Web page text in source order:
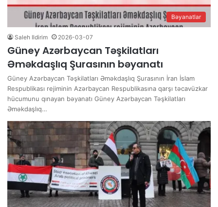
Bəyanatlar
Saleh Ildirim 2026-03-07
Güney Azərbaycan Təşkilatları
Əməkdaşlıq Şurasının bəyanatı
Güney Azərbaycan Təşkilatları Əməkdaşlıq Şurasının İran İslam
Respublikası rejiminin Azərbaycan Respublikasına qarşı təcavüzkar
hücumunu qınayan bəyanatı Güney Azərbaycan Təşkilatları
Əməkdaşlıq…